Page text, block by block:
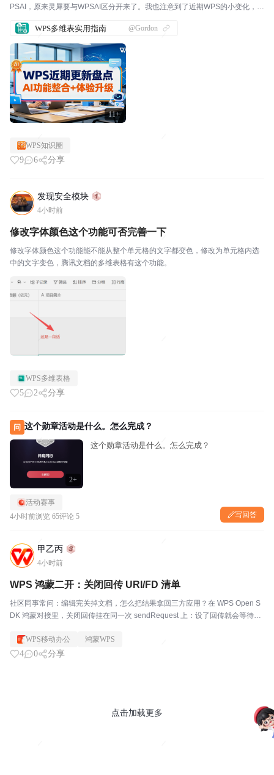
11+
PSAI，原来灵犀要与WPSAI区分开来了。我也注意到了近期WPS的小变化，和
覆盖到的地方，欢迎大家补充。1. AI技...
WPS多维表实用指南 @Gordon
WPS知识圈
9 6 分享
发现安全模块
4小时前
修改字体颜色这个功能可否完善一下
修改字体颜色这个功能能不能从整个单元格的文字都变色，修改为单元格内选
中的文字变色，腾讯文档的多维表格有这个功能。
WPS多维表格
5 2 分享
问 这个勋章活动是什么。怎么完成？
2+
这个勋章活动是什么。怎么完成？
活动赛事
4小时前浏览 65评论 5 写回答
甲乙丙
4小时前
WPS 鸿蒙二开：关闭回传 URI/FD 清单
社区同事常问：编辑完关掉文档，怎么把结果拿回三方应用？在 WPS Open S
DK 鸿蒙对接里，关闭回传挂在同一次 sendRequest 上：设了回传就会等待用
官方对接文档为准。...
WPS移动办公 鸿蒙WPS
4 0 分享
点击加载更多